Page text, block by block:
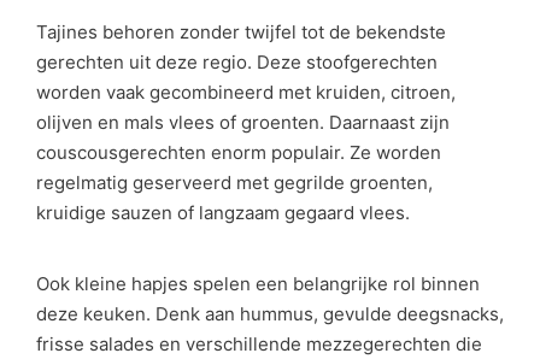
Tajines behoren zonder twijfel tot de bekendste
gerechten uit deze regio. Deze stoofgerechten
worden vaak gecombineerd met kruiden, citroen,
olijven en mals vlees of groenten. Daarnaast zijn
couscousgerechten enorm populair. Ze worden
regelmatig geserveerd met gegrilde groenten,
kruidige sauzen of langzaam gegaard vlees.
Ook kleine hapjes spelen een belangrijke rol binnen
deze keuken. Denk aan hummus, gevulde deegsnacks,
frisse salades en verschillende mezzegerechten die